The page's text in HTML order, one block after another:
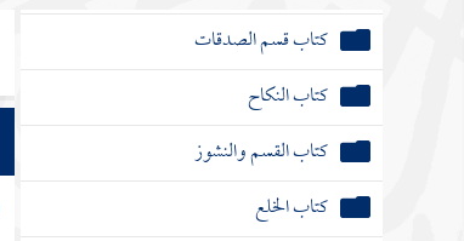
كتاب قسم الصدقات
كتاب النكاح
كتاب القسم والنشوز
كتاب الخلع